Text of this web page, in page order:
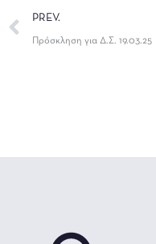
PREV.
Πρόσκληση για Δ.Σ. 19.03.25